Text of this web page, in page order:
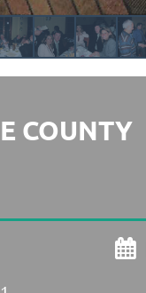
COUNTY
